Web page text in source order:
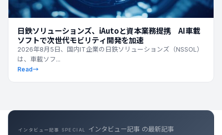
日鉄ソリューションズ、iAutoと資本業務提携 AI車載
ソフトで次世代モビリティ開発を加速
2026年8月5日、国内IT企業の日鉄ソリューションズ（NSSOL）
は、車載ソフ...
Read→
インタビュー記事 SPECIAL インタビュー記事 の最新記事